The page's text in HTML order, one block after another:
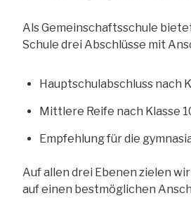
Als Gemeinschaftsschule
Schule drei Abschlüsse mit
Hauptschulabschluss nach
Mittlere Reife nach Klasse
Empfehlung für die
Auf allen drei Ebenen zielen
auf einen bestmöglichen